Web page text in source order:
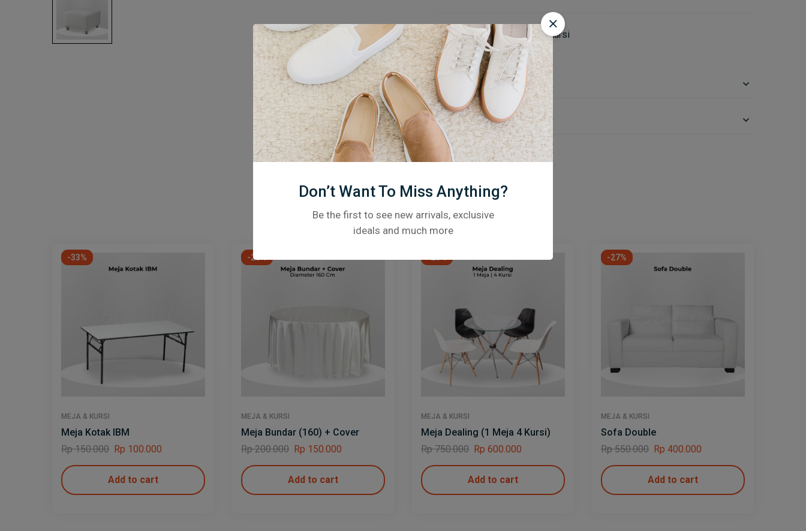
Category: Meja & Kursi
Description
Additional Information
Related products
-33%
MEJA & KURSI
Meja Kotak IBM
Rp150.000 Rp 100.000
Add to cart
-25%
MEJA & KURSI
Meja Bundar (160) + Cover
Rp200.000 Rp 150.000
Add to cart
MEJA & KURSI
Meja Dealing (1 Meja 4 Kursi)
Rp750.000 Rp 600.000
Add to cart
-27%
MEJA & KURSI
Sofa Double
Rp550.000 Rp 400.000
Add to cart
Don’t Want To Miss Anything?
Be the first to see new arrivals, exclusive
ideals and much more